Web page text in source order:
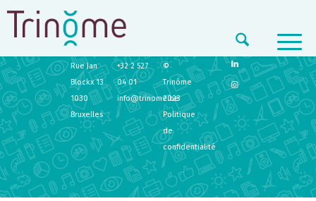
TRINÔME
Rue Jan
Blockx 13
1030
Bruxelles
+32 2 527
04 01
info@trinome.be
©
Trinôme
2023
Politique
de
confidentialité